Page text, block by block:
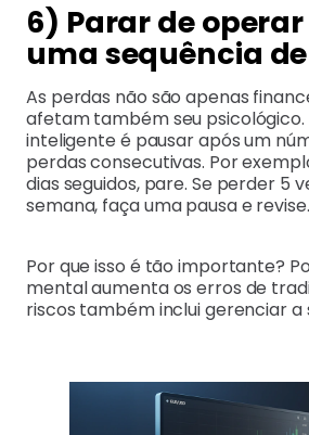
6) Parar de
uma sequência
As perdas não são apenas
afetam também seu
inteligente é pausar após um
perdas consecutivas. Por
dias seguidos, pare. Se perder 5
semana, faça uma pausa e revise.
Por que isso é tão importante?
mental aumenta os erros de
riscos também inclui gerenciar a